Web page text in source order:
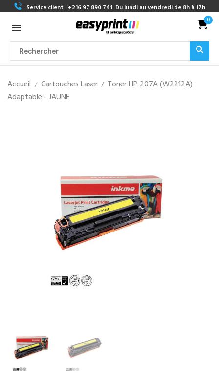
Service client : +216 97 890 741 Du lundi au vendredi de 8h à 17h
0
Accueil Cartouches Laser
Toner HP 207A (W2212A)
Adaptable - JAUNE